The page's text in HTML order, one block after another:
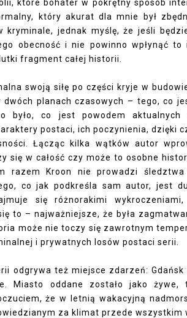
które bohater w pokrętny sposób
który akurat dla mnie był
kryminale, jednak myślę, że jeśli
obecność i nie powinno wpłynąć
fragment całej historii.
swoją siłę po części kryje w
dwóch planach czasowych – tego, co
było, co jest powodem aktualnych
postaci, ich poczynienia, dzięki
Łącząc kilka wątków autor
się w całość czy może to osobne
razem Kroon nie prowadzi
co jak podkreśla sam autor, jest
się różnorakimi
to – najważniejsze, że była
może nie toczy się zawrotnym
i prywatnych losów postaci serii.
odgrywa też miejsce zdarzeń:
Miasto oddane zostało jako żywe,
że w letnią wakacyjną
za klimat przede wszystkim